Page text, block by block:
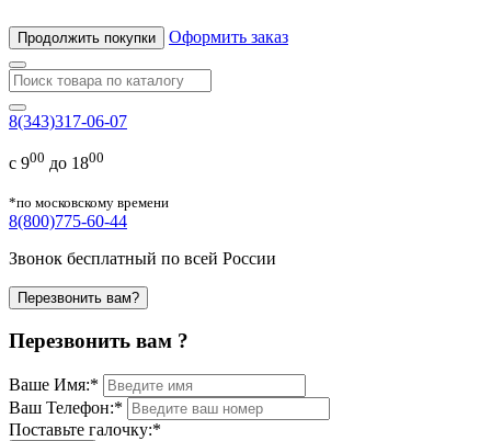
Продолжить покупки Оформить заказ
8(343)317-06-07
с 900 до 1800
*по московскому времени
8(800)775-60-44
Звонок бесплатный по всей России
Перезвонить вам?
Перезвонить вам ?
Ваше Имя:*
Ваш Телефон:*
Поставьте галочку:*